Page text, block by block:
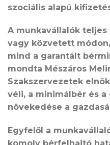
szociális alapú
A munkavállalók
vagy közvetett
mind a garantált
mondta Mészáros
Szakszervezetek
véli, a minimálbér és
növekedése a
Egyfelől a